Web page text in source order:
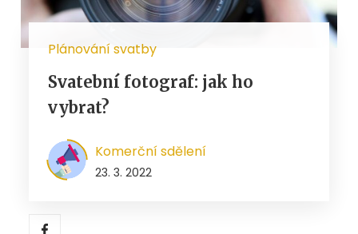
Plánování svatby
Svatební fotograf: jak ho
vybrat?
Komerční sdělení
23. 3. 2022